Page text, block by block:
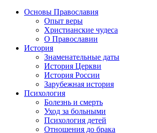
Основы Православия
Опыт веры
Христианские чудеса
О Православии
История
Знаменательные даты
История Церкви
История России
Зарубежная история
Психология
Болезнь и смерть
Уход за больными
Психология детей
Отношения до брака